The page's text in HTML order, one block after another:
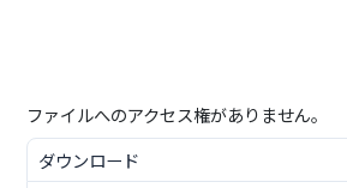
ファイルへのアクセス権がありません。
ダウンロード